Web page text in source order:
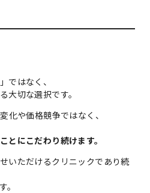
ではなく、
大切な選択です。
化や価格競争ではなく、
とにこだわり続けます。
いただけるクリニックであり続
。